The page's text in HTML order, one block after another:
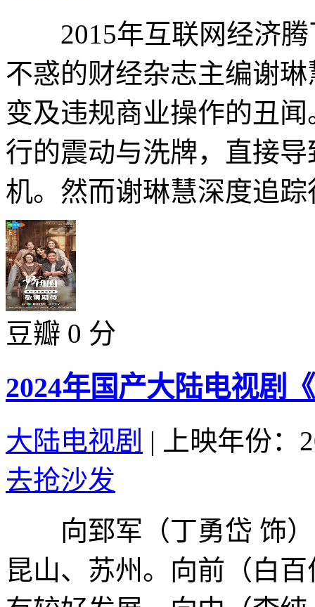
2015年互联网经济腾
不惑的财经杂志主编谢
变及违规商业操作的丑
行的震动与洗牌，直接
机。然而谢琳慧深度追
豆瓣 0 分
2024年国产大陆电视剧
大陆电视剧 |
上映年份：
去抢沙发
向郅军（丁勇岱 饰）
昆山、苏州。向前（白